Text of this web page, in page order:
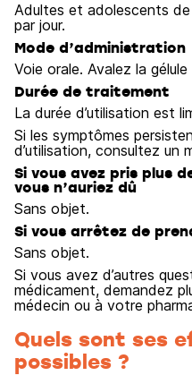
Adultes et adolescents de
par jour.
Mode d’administration
Voie orale. Avalez la
Durée de traitement
La durée d’utilisation est
Si les symptômes
d’utilisation, consultez un
Si vous avez pris plus
vous n’auriez dû
Sans objet.
Si vous arrêtez de
Sans objet.
Si vous avez d’autres
médicament, demandez
médecin ou à votre
Quels sont ses
possibles ?